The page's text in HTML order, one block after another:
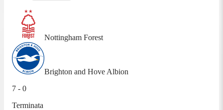
Nottingham Forest
Brighton and Hove Albion
7 - 0
Terminata